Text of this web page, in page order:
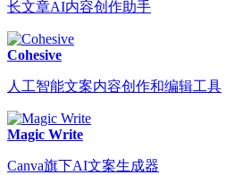
长文章AI内容创作助手
Cohesive
人工智能文案内容创作和编辑工具
Magic Write
Canva旗下AI文案生成器